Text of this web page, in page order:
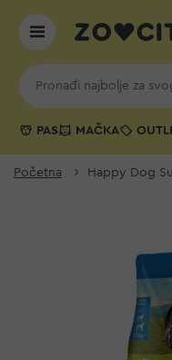
PAS MAČKA
Početna Happy Dog